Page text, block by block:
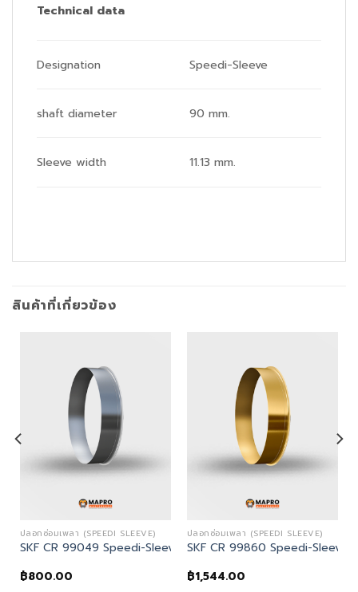
Technical data
Designation Speedi-Sleeve
shaft diameter 90 mm.
Sleeve width 11.13 mm.
สินค้าที่เกี่ยวข้อง
ปลอกซ่อมเพลา (SPEEDI SLEEVE)
SKF CR 99049 Speedi-Sleeve
฿800.00
ปลอกซ่อมเพลา (SPEEDI SLEEVE)
SKF CR 99860 Speedi-Sleeve
฿1,544.00